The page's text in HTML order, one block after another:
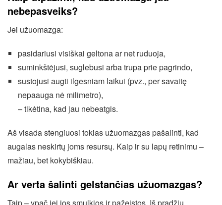
nebepasveiks?
Jei užuomazga:
pasidariusi visiškai geltona ar net ruduoja,
suminkštėjusi, suglebusi arba trupa prie pagrindo,
sustojusi augti ilgesniam laikui (pvz., per savaitę
nepaauga nė milimetro),
– tikėtina, kad jau nebeatgis.
Aš visada stengiuosi tokias užuomazgas pašalinti, kad
augalas neskirtų joms resursų. Kaip ir su lapų retinimu –
mažiau, bet kokybiškiau.
Ar verta šalinti gelstančias užuomazgas?
Taip – ypač jei jos smulkios ir pažeistos. Iš pradžių